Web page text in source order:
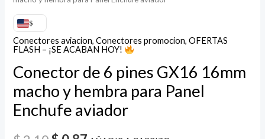
$
Conectores aviacion,Conectores promocion,OFERTAS
FLASH – ¡SE ACABAN HOY!
Conector de 6 pines GX16 16mm
macho y hembra para Panel
Enchufe aviador